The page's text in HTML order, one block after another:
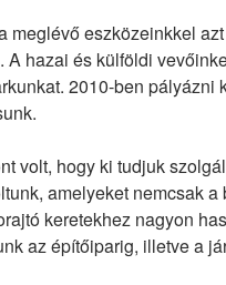
meglévő eszközeinkkel
A hazai és külföldi
2010-ben pályázni
volt, hogy ki tudjuk
amelyeket nemcsak
keretekhez nagyon
az építőiparig, illetve a